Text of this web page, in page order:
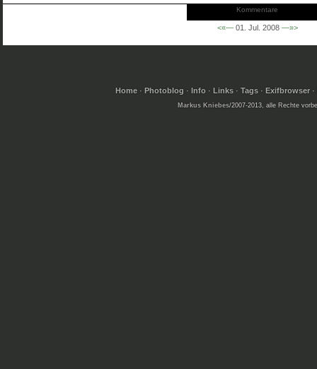
Kommentare
<«— 01. Jul. 2008 —»>
Home ·Photoblog ·Info ·Links ·Tags ·Exifbrowser ·
Markus Kniebes/2007-2013, alle Rechte